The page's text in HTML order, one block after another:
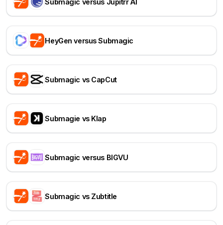
HeyGen versus Submagic
Submagic vs CapCut
Submagie vs Klap
Submagic versus BIGVU
Submagic vs Zubtitle